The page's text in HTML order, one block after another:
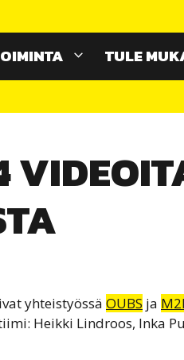
TULE
yhteistyössä OUBS ja
Heikki Lindroos, Inka